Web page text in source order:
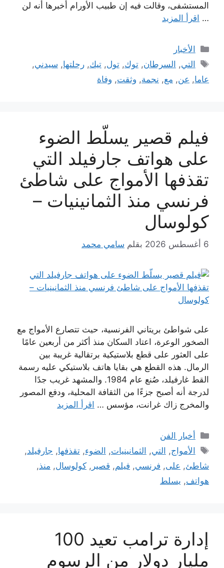
المستشفى، وقالت فيه إن طبيب الأورام أخبرها أنه لن
… اقرأ المزيد
التصنيفات
الأخبار
الوسوم
التي, السرطان,توك,تول,تيك,رحلتها, سيدني,
عاما, عن, مع, نجمة, وثقت, وفاة
فيلم قصير يسلّط الضوء
على هواتف جارفيلد التي
تقذفها الأمواج على شاطئ
فرنسي منذ الثمانينيات –
كولوسال
6 أغسطس 2026 بقلم سامي محمد
على شواطئ بريتاني الفرنسية، حيث تتصارع الأمواج مع
الصخور الوعرة، اعتاد السكان منذ أكثر من أربعين عامًا
على العثور على قطع بلاستيكية برتقالية غريبة بين
الرمال. هذه القطع هي بقايا هاتف بلاستيكي عليه رسمة
القط غارفيلد، صُنع عام 1984. والمشهد غريب جدًا
لدرجة أنه أصبح جزءًا من الثقافة المحلية، ودفع المصور
والمخرج زاك غرانت، مؤسس … اقرأ المزيد
التصنيفات
أخبار الفن
الوسوم
الأمواج, التي, الثمانينيات, الضوء,تقذفها, جارفيلد,
شاطئ, على, فرنسي, فيلم, قصير , كولوسال, منذ,
هواتف, يسلط
إدارة ترامب تعيد 100
مليار دولار من الرسوم